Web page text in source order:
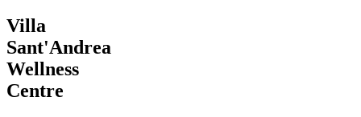
Villa
Sant'Andrea
Wellness
Centre